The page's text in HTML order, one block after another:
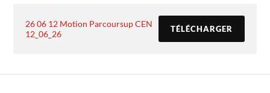
26 06 12 Motion Parcoursup CEN
12_06_26
TÉLÉCHARGER